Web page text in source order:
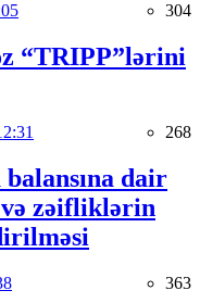
304
“TRIPP”lərini
268
dair
zəifliklərin
363